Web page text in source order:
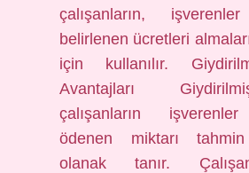
çalışanların,
belirlenen ücretleri
için kullanılır.
Avantajları
çalışanların
ödenen miktarı
olanak tanır.